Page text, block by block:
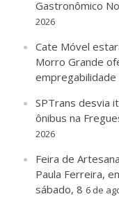
Gastronômico
2026
Cate Móvel
Morro Grande
empregabilidade
SPTrans desvia
ônibus na
2026
Feira de
Paula Ferreira,
sábado, 8 6 de